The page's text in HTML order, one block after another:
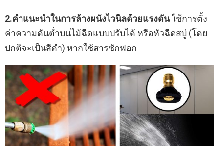
2.คำแนะนำในการล้างผนังไวนิลด้วยแรงดันใช้การตั้ง
ค่าความดันต่ำบนไม้ฉีดแบบปรับได้ หรือหัวฉีดสบู่ (โดย
ปกติจะเป็นสีดำ) หากใช้สารซักฟอก